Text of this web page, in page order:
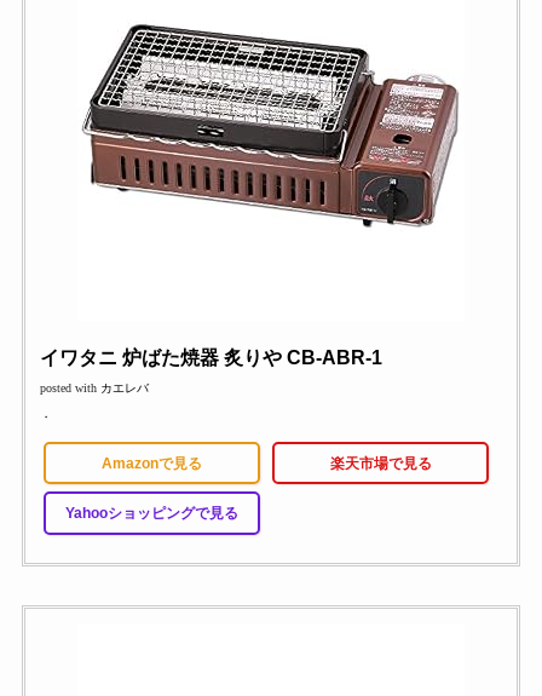
イワタニ 炉ばた焼器 炙りや CB-ABR-1
posted with カエレバ
・
Amazonで見る 楽天市場で見る
Yahooショッピングで見る